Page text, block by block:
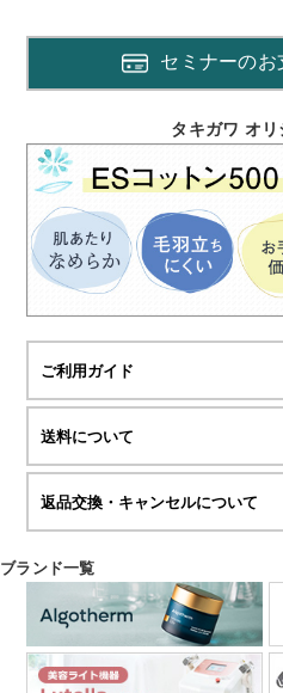
セミナーのお
タキガワ オ
ご利用ガイド
送料について
返品交換・キャンセルについて
ブランド一覧